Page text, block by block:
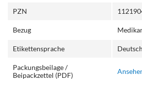
PZN
Bezug
Etikettensprache Deutsch
Packungsbeilage /
Beipackzettel (PDF)